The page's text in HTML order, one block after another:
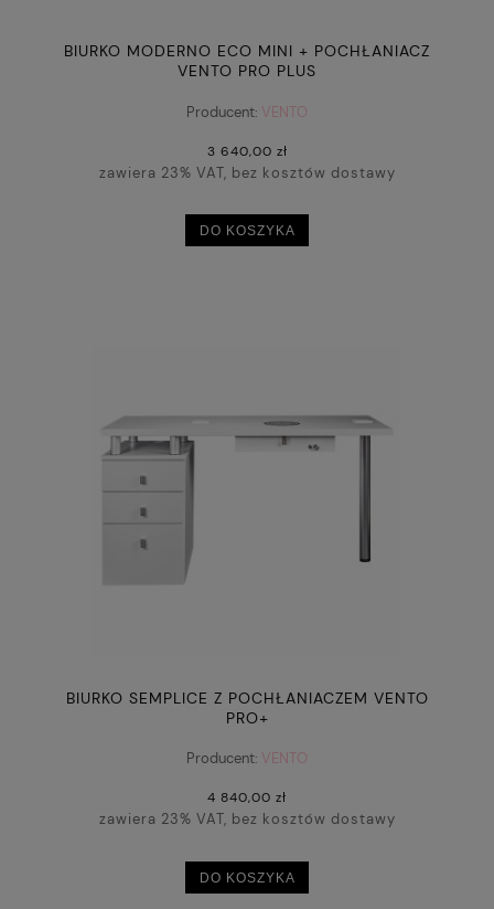
BIURKO MODERNO ECO MINI + POCHŁANIACZ
VENTO PRO PLUS
Producent: VENTO
3 640,00 zł
zawiera 23% VAT, bez kosztów dostawy
DO KOSZYKA
BIURKO SEMPLICE Z POCHŁANIACZEM VENTO
PRO+
Producent: VENTO
4 840,00 zł
zawiera 23% VAT, bez kosztów dostawy
DO KOSZYKA